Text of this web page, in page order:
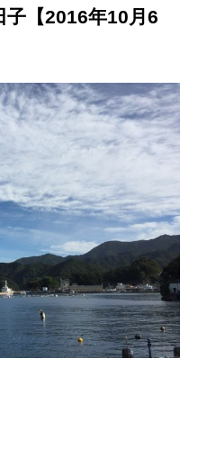
【2016年10月6